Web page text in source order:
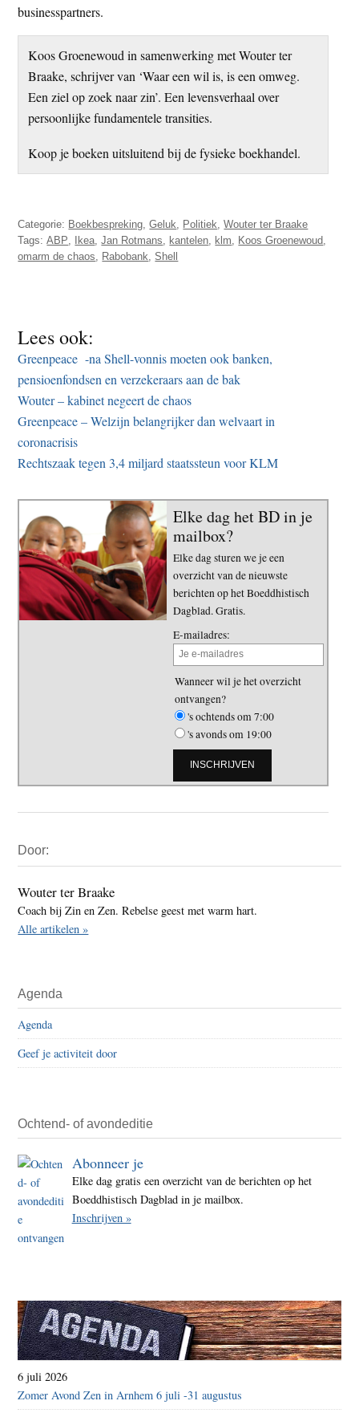
businesspartners.
Koos Groenewoud in samenwerking met Wouter ter
Braake, schrijver van ‘Waar een wil is, is een omweg.
Een ziel op zoek naar zin’. Een levensverhaal over
persoonlijke fundamentele transities.
Koop je boeken uitsluitend bij de fysieke boekhandel.
Categorie: Boekbespreking ,Geluk Politiek ,Wouter ter Braake
Tags:ABP Ikea ,Jan Rotmans kantelen klm Koos Groenewoud
omarm de chaos
Rabobank ,Shell
Lees ook:
Greenpeace -na Shell-vonnis moeten ook banken,
pensioenfondsen en verzekeraars aan de bak
Wouter – kabinet negeert de chaos
Greenpeace – Welzijn belangrijker dan welvaart in
coronacrisis
Rechtszaak tegen 3,4 miljard staatssteun voor KLM
Elke dag het BD in je
mailbox?
Elke dag sturen we je een
overzicht van de nieuwste
berichten op het Boeddhistisch
Dagblad. Gratis.
E-mailadres:
Wanneer wil je het overzicht
ontvangen?
's ochtends om 7:00
's avonds om 19:00
Sidebar
Door:
Wouter ter Braake
Coach bij Zin en Zen. Rebelse geest met warm hart.
Alle artikelen »
Agenda
Agenda
Geef je activiteit door
Ochtend- of avondeditie
Abonneer je
Elke dag gratis een overzicht van de berichten op het
Boeddhistisch Dagblad in je mailbox.
Inschrijven »
6 juli 2026
Zomer Avond Zen in Arnhem 6 juli -31 augustus